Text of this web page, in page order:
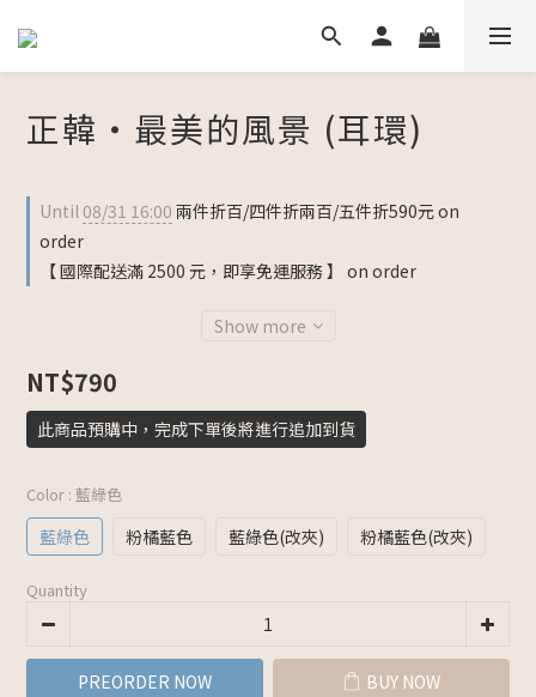
正韓・最美的風景 (耳環)
Until 08/31 16:00 兩件折百/四件折兩百/五件折590元 on
order
【 國際配送滿 2500 元，即享免運服務 】 on order
Show more
NT$790
此商品預購中，完成下單後將進行追加到貨
Color : 藍綠色
藍綠色 粉橘藍色 藍綠色(改夾) 粉橘藍色(改夾)
Quantity
PREORDER NOW BUY NOW